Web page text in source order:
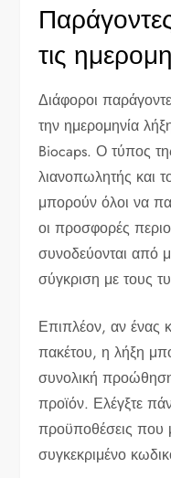
τις
Διάφοροι
την ημερομηνία
Biocaps. Ο τύπος
λιανοπωλητής και
μπορούν όλοι να
οι προσφορές
συνοδεύονται από
σύγκριση με τους
Επιπλέον, αν ένας
πακέτου, η λήξη
συνολική
προϊόν. Ελέγξτε
προϋποθέσεις που
συγκεκριμένο